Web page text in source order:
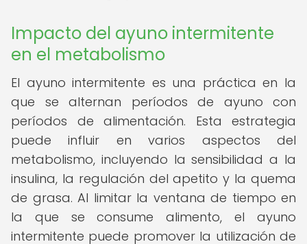
Impacto del ayuno intermitente
en el metabolismo
El ayuno intermitente es una práctica en la
que se alternan períodos de ayuno con
períodos de alimentación. Esta estrategia
puede influir en varios aspectos del
metabolismo, incluyendo la sensibilidad a la
insulina, la regulación del apetito y la quema
de grasa. Al limitar la ventana de tiempo en
la que se consume alimento, el ayuno
intermitente puede promover la utilización de